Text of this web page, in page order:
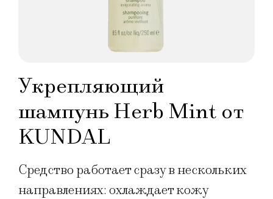
Укрепляющий
шампунь Herb Mint от
KUNDAL
Средство работает сразу в нескольких
направлениях: охлаждает кожу